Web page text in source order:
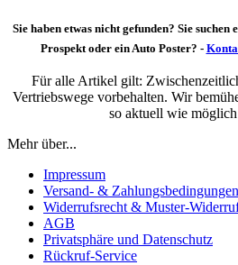
Sie haben etwas nicht gefunden? Sie
Prospekt oder ein Auto Poster? -
Für alle Artikel gilt:
Vertriebswege vorbehalten. Wir
so aktuell wie
Mehr über...
Impressum
Versand- & Zahlungsbedingungen
Widerrufsrecht & Muster-
AGB
Privatsphäre und Datenschutz
Rückruf-Service